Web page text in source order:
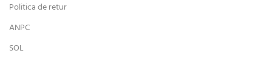
Politica de retur
ANPC
SOL